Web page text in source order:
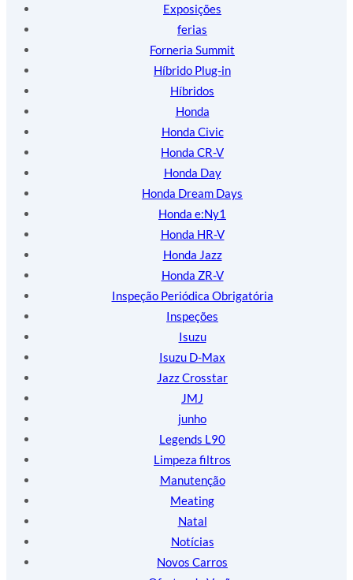
Exposições
ferias
Forneria Summit
Híbrido Plug-in
Híbridos
Honda
Honda Civic
Honda CR-V
Honda Day
Honda Dream Days
Honda e:Ny1
Honda HR-V
Honda Jazz
Honda ZR-V
Inspeção Periódica Obrigatória
Inspeções
Isuzu
Isuzu D-Max
Jazz Crosstar
JMJ
junho
Legends L90
Limpeza filtros
Manutenção
Meating
Natal
Notícias
Novos Carros